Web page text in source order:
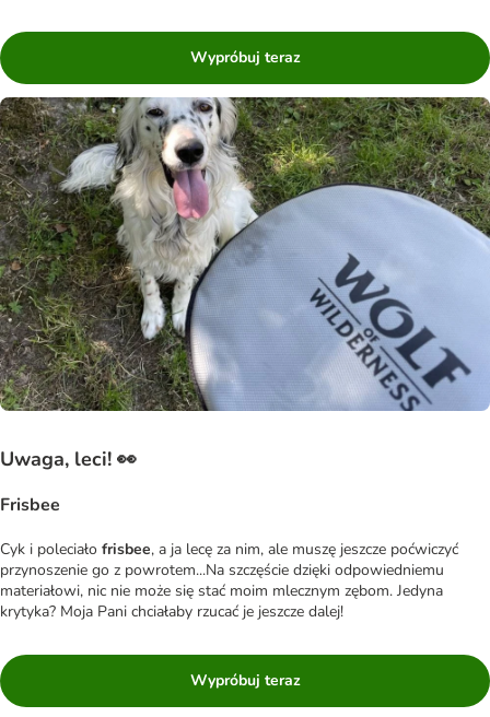
Wypróbuj teraz
Uwaga, leci! 👀
Frisbee
Cyk i poleciało frisbee, a ja lecę za nim, ale muszę jeszcze poćwiczyć
przynoszenie go z powrotem...Na szczęście dzięki odpowiedniemu
materiałowi, nic nie może się stać moim mlecznym zębom. Jedyna
krytyka? Moja Pani chciałaby rzucać je jeszcze dalej!
Wypróbuj teraz